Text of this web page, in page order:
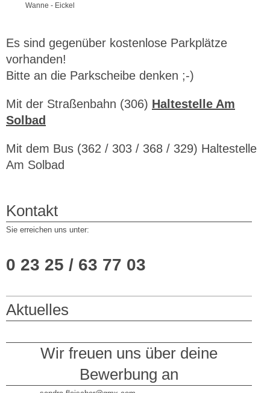
Wanne - Eickel
Es sind gegenüber kostenlose Parkplätze
vorhanden!
Bitte an die Parkscheibe denken ;-)
Mit der Straßenbahn (306) Haltestelle Am
Solbad
Mit dem Bus (362 / 303 / 368 / 329) Haltestelle
Am Solbad
Kontakt
Sie erreichen uns unter:
0 23 25 / 63 77 03
Aktuelles
Wir freuen uns über deine
Bewerbung an